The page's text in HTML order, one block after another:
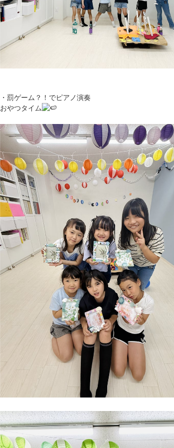
・罰ゲーム？！でピアノ演奏
おやつタイム